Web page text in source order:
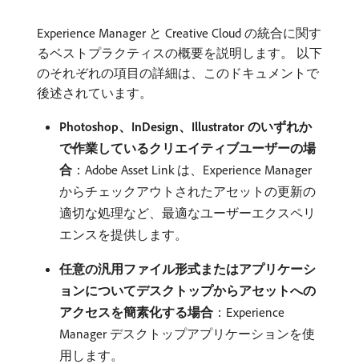
Experience Manager と Creative Cloud の統合に関す
るベストプラクティスの概要を説明します。 以下
のそれぞれの項目の詳細は、このドキュメントで
後述されています。
Photoshop、InDesign、Illustrator のいずれか
で作業しているクリエイティブユーザーの場
合 ：Adobe Asset Link は、Experience Manager
からチェックアウトされたアセットの更新の
適切な処理など、最適なユーザーエクスペリ
エンスを提供します。
任意の汎用ファイル形式またはアプリケーシ
ョンについてデスクトップからアセットへの
アクセスを簡素化する場合 ：Experience
Manager デスクトップアプリケーションを使
用します。